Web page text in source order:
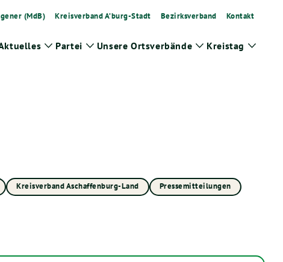
(MdB) Kreisverband A’burg-Stadt Bezirksverband Kontakt
Zeige
Partei Zeige
Unsere Ortsverbände Zeige
Kreistag
Zeige
Kreisverband Aschaffenburg-Land
Pressemitteilungen